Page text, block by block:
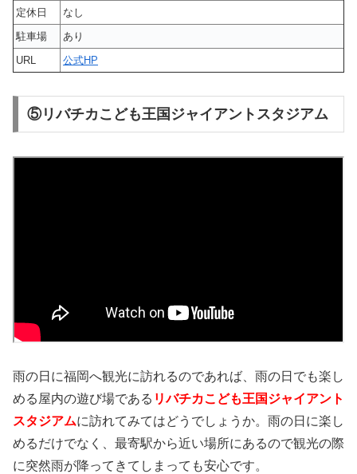
定休日
なし
駐車場
あり
URL
公式HP
⑤リバチカこども王国ジャイアントスタジアム
雨の日に福岡へ観光に訪れるのであれば、雨の日でも楽し
める屋内の遊び場である リバチカこども王国ジャイアント
スタジアムに訪れてみてはどうでしょうか。雨の日に楽し
めるだけでなく、最寄駅から近い場所にあるので観光の際
に突然雨が降ってきてしまっても安心です。